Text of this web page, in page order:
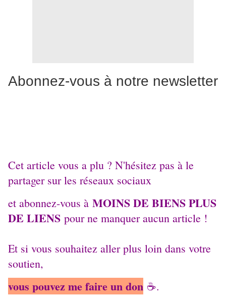
Abonnez-vous à notre newsletter
Cet article vous a plu ? N'hésitez pas à le
partager sur les réseaux sociaux
et abonnez-vous à MOINS DE BIENS PLUS
DE LIENS pour ne manquer aucun article !
Et si vous souhaitez aller plus loin dans votre
soutien,
vous pouvez me faire un don ☕️.